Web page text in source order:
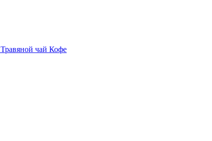
Травяной чай Кофе